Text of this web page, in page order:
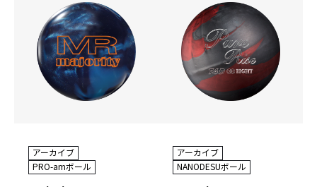
アーカイブ
PRO-amボール
アーカイブ
NANODESUボール